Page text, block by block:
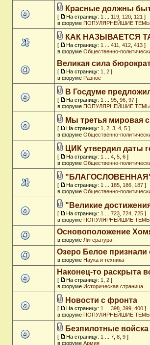
Красные должны
[ На страницу: 1 119 120 121 ]
в форуме ПОПУЛЯРНЕЙШИЕ
КАК НАЗЫВАЕТСЯ
[ На страницу: 1 411 412 413 ]
в форуме Общественно-
Великая сила
[ На страницу: 1 2 ]
в форуме Разное
В Госдуме
[ На страницу: 1 95 96 97 ]
в форуме ПОПУЛЯРНЕЙШИЕ
Мы третья мировая
[ На страницу: 1 2 3 4 5 ]
в форуме Общественно-
ЦИК утвердил даты
[ На страницу: 1 4 5 6 ]
в форуме Общественно-
[ На страницу: 1 185 186 187 ]
в форуме Общественно-
"Великие
[ На страницу: 1 723 724 725 ]
в форуме ПОПУЛЯРНЕЙШИЕ
Основоположение
в форуме Литература
Озеро Белое
в форуме Наука и техника
Наконец-то раскрыта
[ На страницу: 1 2 ]
в форуме Историческая страница
Новости с фронта
[ На страницу: 1 398 399 400 ]
в форуме ПОПУЛЯРНЕЙШИЕ
Безпилотные войска
[ На страницу: 1 7 8 9 ]
в форуме Армия